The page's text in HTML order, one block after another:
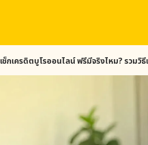
เช็กเครดิตบูโรออนไลน์ ฟรีมีจริงไหม? รวมวิ